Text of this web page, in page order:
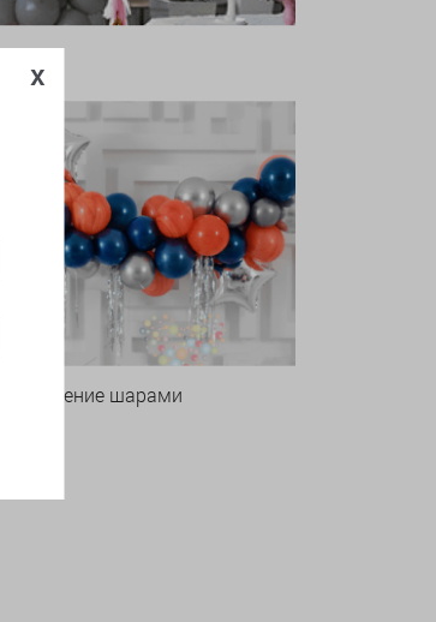
Оформление шарами
x